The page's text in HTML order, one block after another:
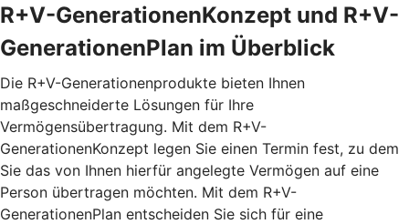
R+V-GenerationenKonzept und R+V-
GenerationenPlan im Überblick
Die R+V-Generationenprodukte bieten Ihnen
maßgeschneiderte Lösungen für Ihre
Vermögensübertragung. Mit dem R+V-
GenerationenKonzept legen Sie einen Termin fest, zu dem
Sie das von Ihnen hierfür angelegte Vermögen auf eine
Person übertragen möchten. Mit dem R+V-
GenerationenPlan entscheiden Sie sich für eine